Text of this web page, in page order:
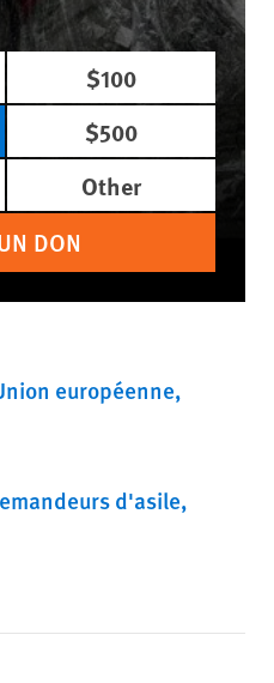
$100
$500
Other
DON
européenne
d'asile